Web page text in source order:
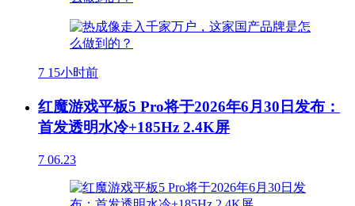
7 15小时前
红魔游戏平板5 Pro将于2026年6月30日发布：
首发透明水冷+185Hz 2.4K屏
7 06.23